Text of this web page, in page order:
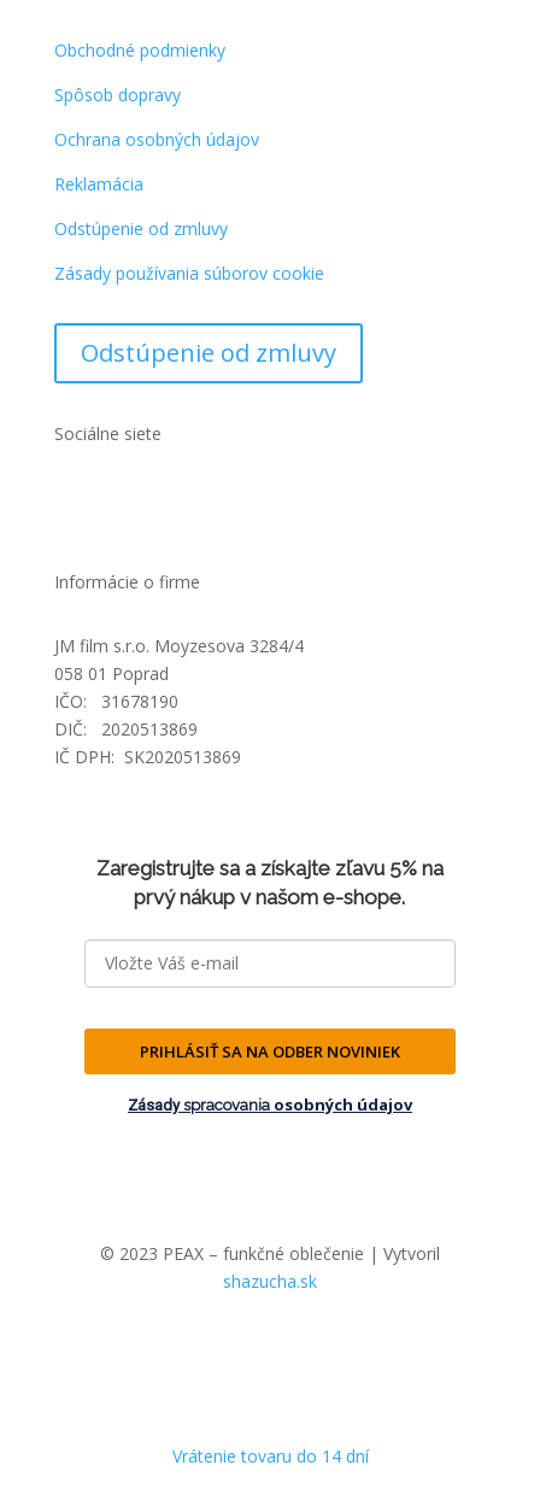
Obchodné podmienky
Spôsob dopravy
Ochrana osobných údajov
Reklamácia
Odstúpenie od zmluvy
Zásady používania súborov cookie
Odstúpenie od zmluvy
Sociálne siete
Informácie o firme
JM film s.r.o. Moyzesova 3284/4
058 01 Poprad
IČO: 31678190
DIČ: 2020513869
IČ DPH: SK2020513869
Zaregistrujte sa a získajte zľavu 5% na
prvý nákup v našom e-shope.
PRIHLÁSIŤ SA NA ODBER NOVINIEK
Zásady spracovaniaosobných údajov
© 2023 PEAX – funkčné oblečenie | Vytvoril
shazucha.sk
Vrátenie tovaru do 14 dní